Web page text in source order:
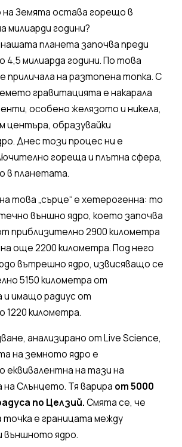
Земята остава горещо в
милиарди години?
планета започва преди
4,5 милиарда години. По това
приличала на разтопена топка. С
гравитацията е накарала
особено желязото и никела,
центъра, образувайки
Днес този процес ни е
гореща и плътна сфера,
в планетата.
това „сърце“ е хетерогенна: то
външно ядро, което започва
приблизително 2900 километра
още 2200 километра. Под него
вътрешно ядро, извисяващо се
5150 километра от
имащо радиус от
1220 километра.
анализирано от Live Science,
на земното ядро ​​е
еквивалентна на тази на
Слънцето. Тя варира от 5000
по Целзий.Смята се, че
е границата между
ядро.